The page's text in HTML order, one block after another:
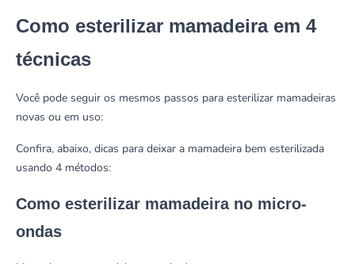
Como esterilizar mamadeira em 4
técnicas
Você pode seguir os mesmos passos para esterilizar mamadeiras
novas ou em uso:
Confira, abaixo, dicas para deixar a mamadeira bem esterilizada
usando 4 métodos:
Como esterilizar mamadeira no micro-
ondas